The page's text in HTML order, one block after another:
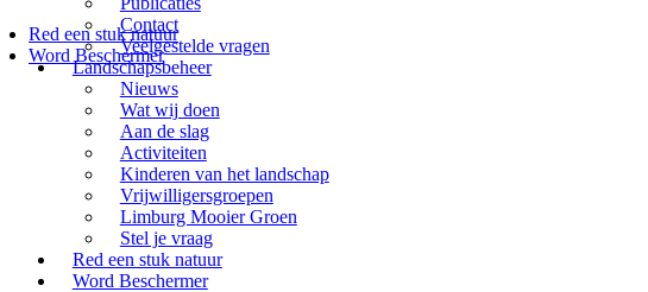
Red een stuk natuur
Word Beschermer
Contact
Veelgestelde vragen
Landschapsbeheer
Nieuws
Wat wij doen
Aan de slag
Activiteiten
Kinderen van het landschap
Vrijwilligersgroepen
Limburg Mooier Groen
Stel je vraag
Red een stuk natuur
Word Beschermer